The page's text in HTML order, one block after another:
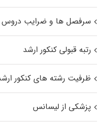
سرفصل ها و ضرایب دروس
رتبه قبولی کنکور ارشد
ظرفیت رشته های کنکور
پزشکی از لیسانس